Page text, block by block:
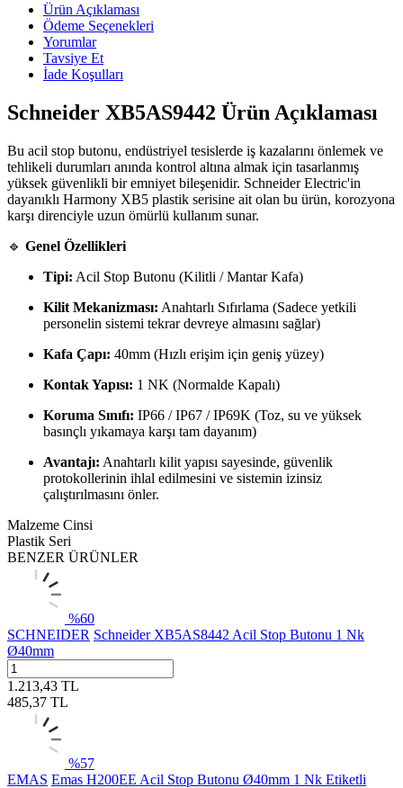
Ürün Açıklaması
Ödeme Seçenekleri
Yorumlar
Tavsiye Et
İade Koşulları
Schneider XB5AS9442 Ürün Açıklaması
Bu acil stop butonu, endüstriyel tesislerde iş kazalarını önlemek ve
tehlikeli durumları anında kontrol altına almak için tasarlanmış
yüksek güvenlikli bir emniyet bileşenidir. Schneider Electric'in
dayanıklı Harmony XB5 plastik serisine ait olan bu ürün, korozyona
karşı direnciyle uzun ömürlü kullanım sunar.
🔹 Genel Özellikleri
Tipi: Acil Stop Butonu (Kilitli / Mantar Kafa)
Kilit Mekanizması: Anahtarlı Sıfırlama (Sadece yetkili
personelin sistemi tekrar devreye almasını sağlar)
Kafa Çapı: 40mm (Hızlı erişim için geniş yüzey)
Kontak Yapısı: 1 NK (Normalde Kapalı)
Koruma Sınıfı: IP66 / IP67 / IP69K (Toz, su ve yüksek
basınçlı yıkamaya karşı tam dayanım)
Avantajı: Anahtarlı kilit yapısı sayesinde, güvenlik
protokollerinin ihlal edilmesini ve sistemin izinsiz
çalıştırılmasını önler.
Malzeme Cinsi
Plastik Seri
BENZER ÜRÜNLER
%60
SCHNEIDER Schneider XB5AS8442 Acil Stop Butonu 1 Nk
Ø40mm
1.213,43 TL
485,37 TL
%57
EMAS Emas H200EE Acil Stop Butonu Ø40mm 1 Nk Etiketli